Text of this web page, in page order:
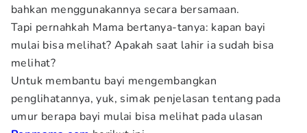
bahkan menggunakannya secara bersamaan.
Tapi pernahkah Mama bertanya-tanya: kapan bayi
mulai bisa melihat? Apakah saat lahir ia sudah bisa
melihat?
Untuk membantu bayi mengembangkan
penglihatannya, yuk, simak penjelasan tentang pada
umur berapa bayi mulai bisa melihat pada ulasan